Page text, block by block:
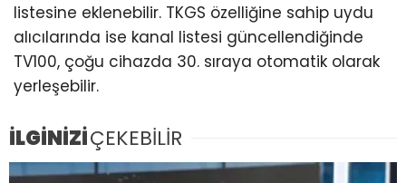
listesine eklenebilir. TKGS özelliğine sahip uydu
alıcılarında ise kanal listesi güncellendiğinde
TV100, çoğu cihazda 30. sıraya otomatik olarak
yerleşebilir.
İLGİNİZİÇEKEBİLİR